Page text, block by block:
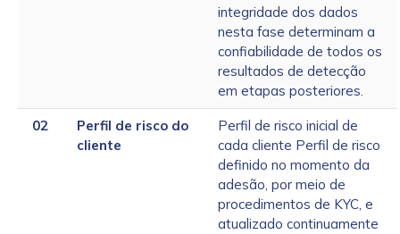
integridade dos dados
nesta fase determinam a
confiabilidade de todos os
resultados de detecção
em etapas posteriores.
02
Perfil de risco do
cliente
Perfil de risco inicial de
cada cliente Perfil de risco
definido no momento da
adesão, por meio de
procedimentos de KYC, e
atualizado continuamente